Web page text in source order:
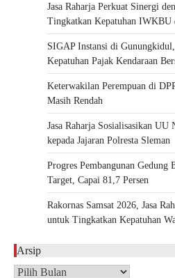
Jasa Raharja Perkuat Sinergi
Tingkatkan Kepatuhan
SIGAP Instansi di Gunungkidul,
Kepatuhan Pajak Kendaraan
Keterwakilan Perempuan di
Masih Rendah
Jasa Raharja Sosialisasikan
kepada Jajaran Polresta Sleman
Progres Pembangunan
Target, Capai 81,7 Persen
Rakornas Samsat 2026, Jasa
untuk Tingkatkan Kepatuhan
Arsip
Arsip